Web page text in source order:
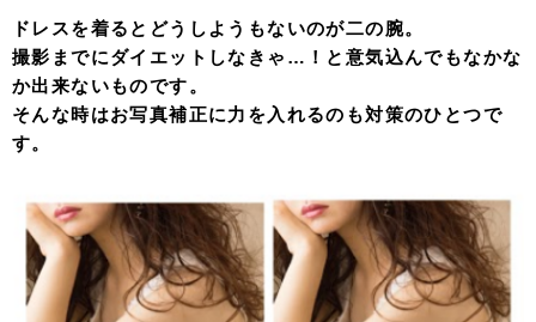
ドレスを着るとどうしようもないのが二の腕。
撮影までにダイエットしなきゃ…！と意気込んでもなかな
か出来ないものです。
そんな時はお写真補正に力を入れるのも対策のひとつで
す。